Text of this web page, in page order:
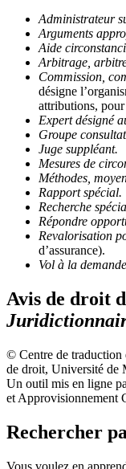
Administrateur
Arguments
Aide
Arbitrage,
Commission,
désigne
attributions,
Expert désigné
Groupe
Juge suppléant.
Mesures de
Méthodes,
Rapport spécial.
Recherche
Répondre
Revalorisation
d’assurance).
Vol à la demande
Avis de droit
© Centre de traduction
de droit, Université de
Un outil mis en ligne
et Approvisionnement
Rechercher
Vous voulez en